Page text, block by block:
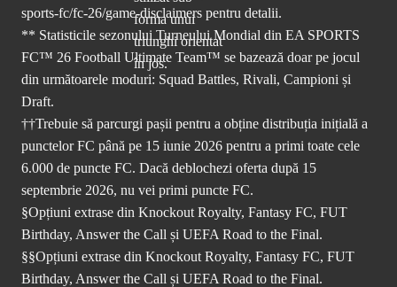
sports-fc/fc-26/game-disclaimers pentru detalii.
** Statisticile sezonului Turneului Mondial din EA SPORTS
FC™ 26 Football Ultimate Team™ se bazează doar pe jocul
din următoarele moduri: Squad Battles, Rivali, Campioni și
Draft.
††Trebuie să parcurgi pașii pentru a obține distribuția inițială a
punctelor FC până pe 15 iunie 2026 pentru a primi toate cele
6.000 de puncte FC. Dacă deblochezi oferta după 15
septembrie 2026, nu vei primi puncte FC.
§Opțiuni extrase din Knockout Royalty, Fantasy FC, FUT
Birthday, Answer the Call și UEFA Road to the Final.
§§Opțiuni extrase din Knockout Royalty, Fantasy FC, FUT
Birthday, Answer the Call și UEFA Road to the Final.